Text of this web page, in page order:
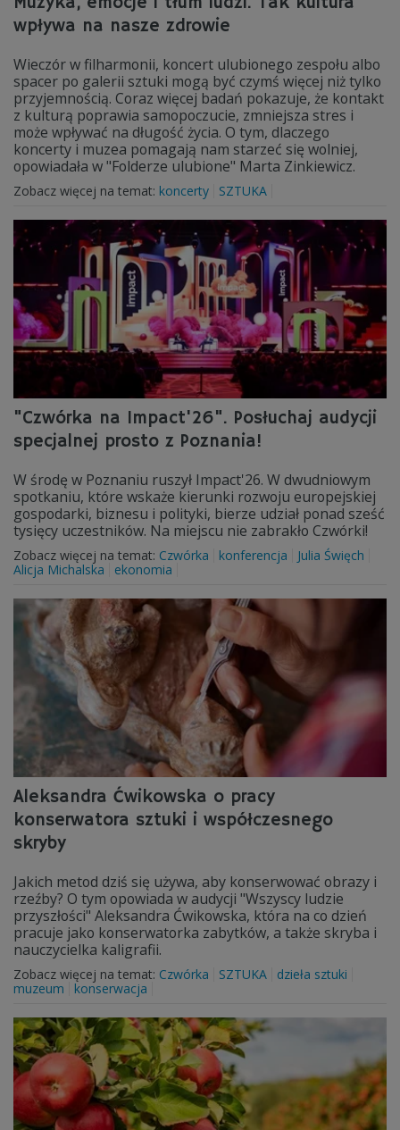
wpływa na nasze zdrowie
Wieczór w filharmonii, koncert ulubionego zespołu albo
spacer po galerii sztuki mogą być czymś więcej niż tylko
przyjemnością. Coraz więcej badań pokazuje, że kontakt
z kulturą poprawia samopoczucie, zmniejsza stres i
może wpływać na długość życia. O tym, dlaczego
koncerty i muzea pomagają nam starzeć się wolniej,
opowiadała w "Folderze ulubione" Marta Zinkiewicz.
Zobacz więcej na temat: koncerty SZTUKA
"Czwórka na Impact'26". Posłuchaj audycji
specjalnej prosto z Poznania!
W środę w Poznaniu ruszył Impact'26. W dwudniowym
spotkaniu, które wskaże kierunki rozwoju europejskiej
gospodarki, biznesu i polityki, bierze udział ponad sześć
tysięcy uczestników. Na miejscu nie zabrakło Czwórki!
Zobacz więcej na temat: Czwórka konferencja
Julia Święch
Alicja Michalska
ekonomia
Aleksandra Ćwikowska o pracy
konserwatora sztuki i współczesnego
skryby
Jakich metod dziś się używa, aby konserwować obrazy i
rzeźby? O tym opowiada w audycji "Wszyscy ludzie
przyszłości" Aleksandra Ćwikowska, która na co dzień
pracuje jako konserwatorka zabytków, a także skryba i
nauczycielka kaligrafii.
Zobacz więcej na temat: Czwórka SZTUKA
dzieła sztuki
muzeum
konserwacja